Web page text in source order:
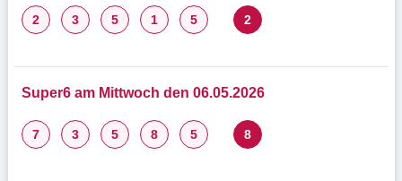
2 3 5 1 5 2
Super6 am Mittwoch den 06.05.2026
7 3 5 8 5 8